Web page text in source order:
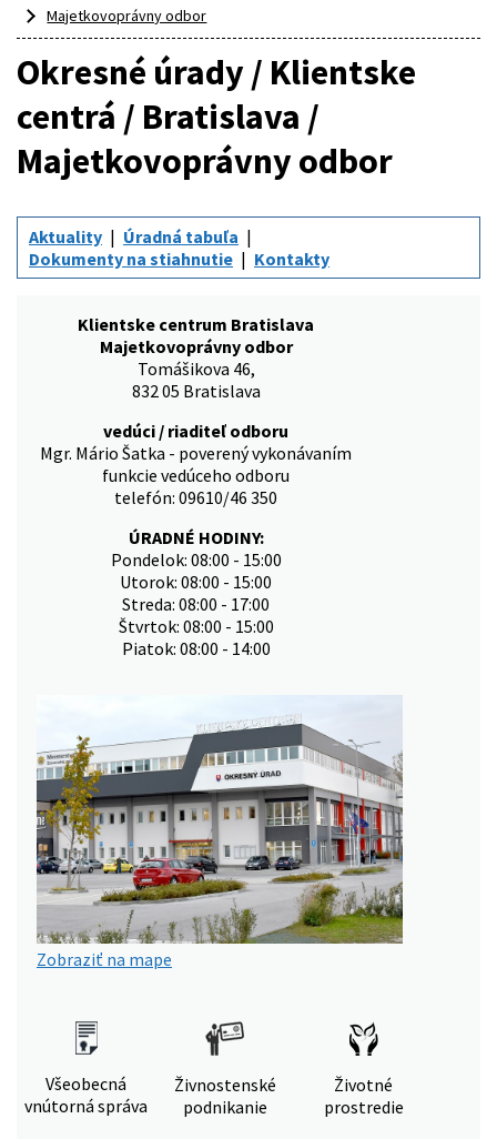
Majetkovoprávny odbor
Okresné úrady / Klientske
centrá / Bratislava /
Majetkovoprávny odbor
Aktuality
Úradná tabuľa
Dokumenty na stiahnutie
Kontakty
Klientske centrum Bratislava
Majetkovoprávny odbor
Tomášikova 46,
832 05 Bratislava
vedúci / riaditeľ odboru
Mgr. Mário Šatka - poverený vykonávaním
funkcie vedúceho odboru
telefón: 09610/46 350
ÚRADNÉ HODINY:
Pondelok: 08:00 - 15:00
Utorok: 08:00 - 15:00
Streda: 08:00 - 17:00
Štvrtok: 08:00 - 15:00
Piatok: 08:00 - 14:00
Zobraziť na mape
Všeobecná
vnútorná správa
Živnostenské
podnikanie
Životné
prostredie